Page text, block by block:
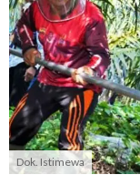
Dok. Istimewa